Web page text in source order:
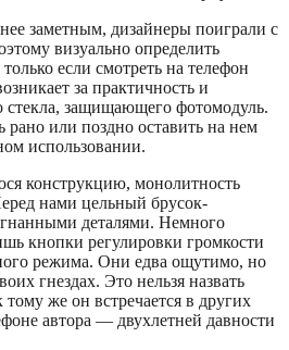
заметным, дизайнеры поиграли с
визуально определить
если смотреть на телефон
за практичность и
стекла, защищающего фотомодуль.
рано или поздно оставить на нем
использовании.
конструкцию, монолитность
нами цельный брусок-
деталями. Немного
кнопки регулировки громкости
режима. Они едва ощутимо, но
гнездах. Это нельзя назвать
же он встречается в других
автора — двухлетней давности